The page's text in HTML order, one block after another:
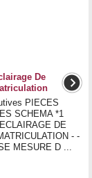
De
PIECES
SCHEMA *1
DE
- -
MESURE D ...